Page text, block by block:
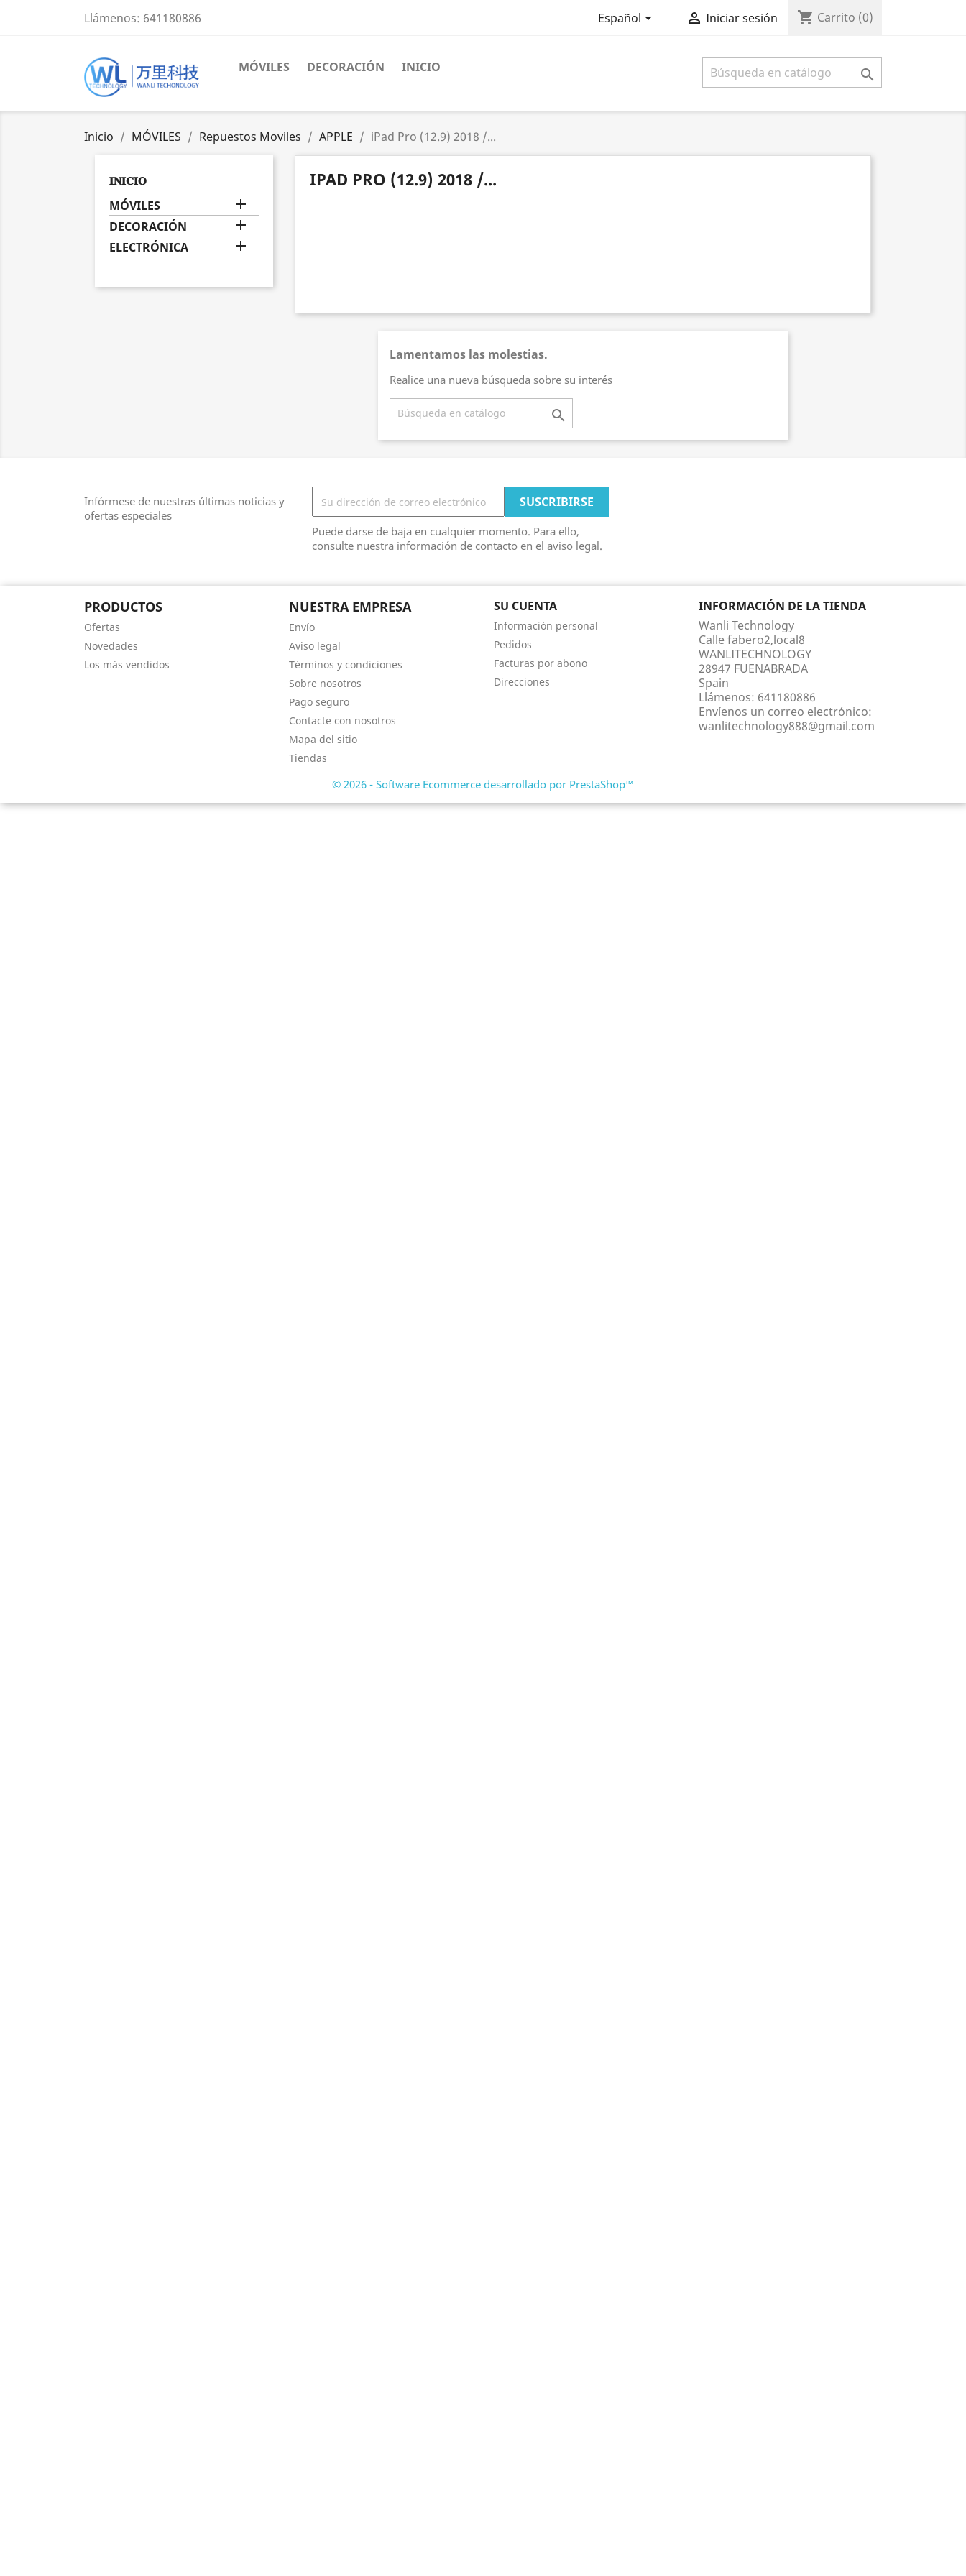
Llámenos: 641180886 Español  Iniciar sesión shopping_cart Carrito (0)
MÓVILES DECORACIÓN INICIO 
Inicio MÓVILES Repuestos Moviles APPLE iPad Pro (12.9) 2018 /...
𝐈𝐍𝐈𝐂𝐈𝐎
MÓVILES 
DECORACIÓN 
ELECTRÓNICA 
IPAD PRO (12.9) 2018 /...
Lamentamos las molestias.
Realice una nueva búsqueda sobre su interés

Infórmese de nuestras últimas noticias y
ofertas especiales
Puede darse de baja en cualquier momento. Para ello,
consulte nuestra información de contacto en el aviso legal.
PRODUCTOS
Ofertas
Novedades
Los más vendidos
NUESTRA EMPRESA
Envío
Aviso legal
Términos y condiciones
Sobre nosotros
Pago seguro
Contacte con nosotros
Mapa del sitio
Tiendas
SU CUENTA
Información personal
Pedidos
Facturas por abono
Direcciones
INFORMACIÓN DE LA TIENDA
Wanli Technology
Calle fabero2,local8
WANLITECHNOLOGY
28947 FUENABRADA
Spain
Llámenos: 641180886
Envíenos un correo electrónico:
wanlitechnology888@gmail.com
© 2026 - Software Ecommerce desarrollado por PrestaShop™